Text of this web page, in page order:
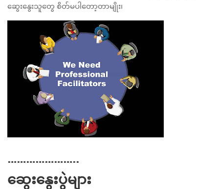
ဆွေးနွေးသူတွေ စိတ်မပါတော့တာမျိုး၊
…………………..
ဆွေးနွေးပွဲများ